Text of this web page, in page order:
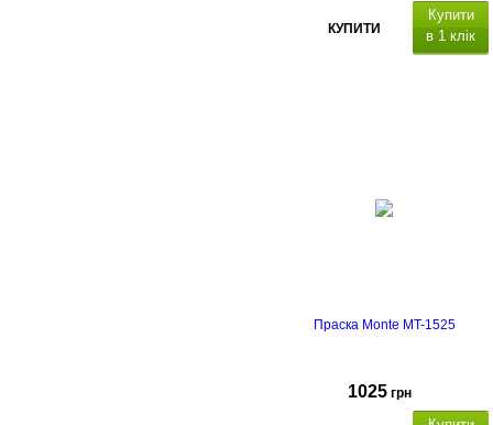
КУПИТИ
Купити
в 1 клік
Праска Monte MT-1525
1025 грн